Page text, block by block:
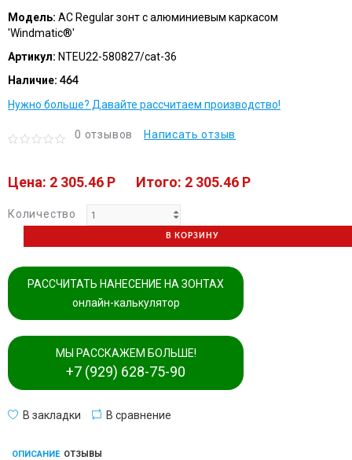
Модель: AC Regular зонт с алюминиевым каркасом
'Windmatic®'
Артикул: NTEU22-580827/cat-36
Наличие: 464
Нужно больше? Давайте рассчитаем производство!
0 отзывов Написать отзыв
Цена: 2 305.46 P Итого: 2 305.46 P
Количество
В КОРЗИНУ
РАССЧИТАТЬ НАНЕСЕНИЕ НА ЗОНТАХ
онлайн-калькулятор
МЫ РАССКАЖЕМ БОЛЬШЕ!
+7 (929) 628-75-90
В закладки В сравнение
ОПИСАНИЕ ОТЗЫВЫ